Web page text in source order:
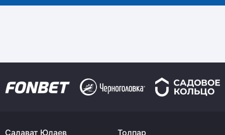
Салават Юлаев Толпар